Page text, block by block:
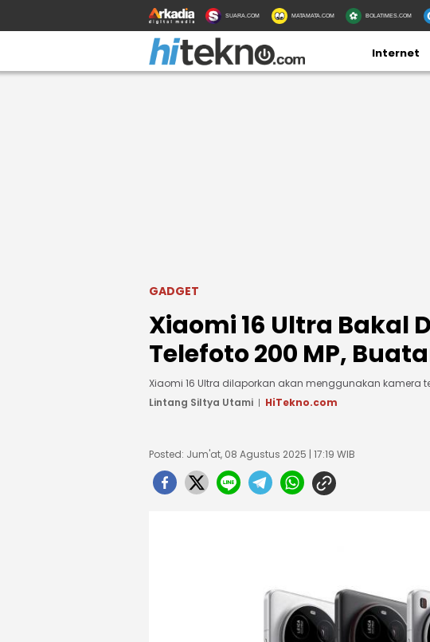
SUARA.COM MATAMATA.COM BOLATIMES.COM
Internet
GADGET
Xiaomi 16 Ultra Bakal
Telefoto 200 MP,
Xiaomi 16 Ultra dilaporkan akan menggunakan kamera
Lintang Siltya Utami
HiTekno.com
Posted: Jum'at, 08 Agustus 2025 | 17:19 WIB